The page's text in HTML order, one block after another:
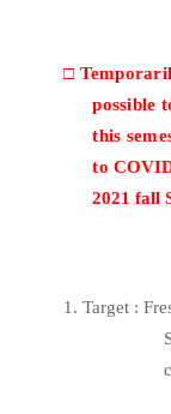
□
possible
this
to
2021 fall
1. Target :